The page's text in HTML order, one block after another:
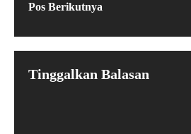
Pos Berikutnya
Tinggalkan Balasan